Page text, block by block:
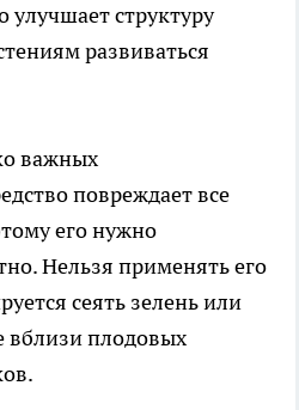
структуру
развиваться
важных
повреждает все
его нужно
Нельзя применять его
сеять зелень или
вблизи плодовых